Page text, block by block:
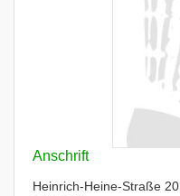
Anschrift
Heinrich-Heine-Straße 20